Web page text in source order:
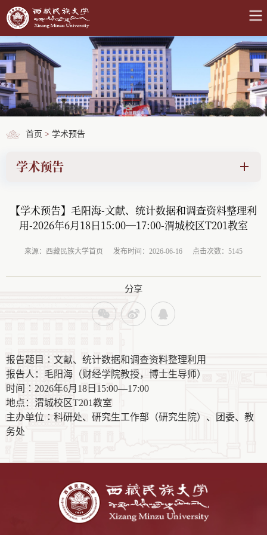
首页 > 学术预告
学术预告
【学术预告】毛阳海-文献、统计数据和调查资料整理利
用-2026年6月18日15:00—17:00-渭城校区T201教室
来源：西藏民族大学首页 发布时间：2026-06-16 点击次数：5145
分享
报告题目∶ 文献、统计数据和调查资料整理利用
报告人：毛阳海（财经学院教授，博士生导师）
时间∶2026年6月18日15:00—17:00
地点： 渭城校区T201教室
主办单位∶科研处、研究生工作部（研究生院）、团委、教
务处